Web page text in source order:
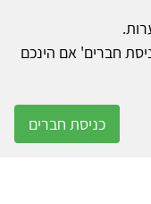
חברים' אם הינכם
כניסת חברים